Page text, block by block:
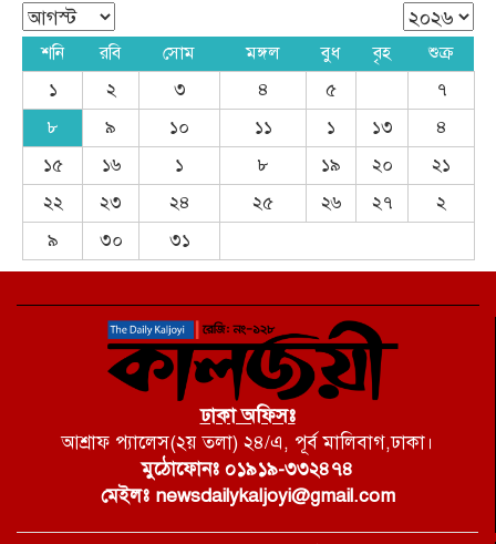
শনি রবি সোম মঙ্গল বুধ বৃহ
শুক্র
১
২ ৩ ৪ ৫
৭
৮
৯ ১০ ১১ ১ ১৩
৪
১৫
১৬ ১ ৮ ১৯ ২০
২১
২২
২৩ ২৪ ২৫ ২৬ ২৭
২
৯
৩০ ৩১
ঢাকা অফিসঃ
আশ্রাফ প্যালেস(২য় তলা) ২৪/এ, পূর্ব মালিবাগ,ঢাকা।
মুঠোফোনঃ ০১৯১৯-৩৩২৪৭৪
মেইলঃ newsdailykaljoyi@gmail.com